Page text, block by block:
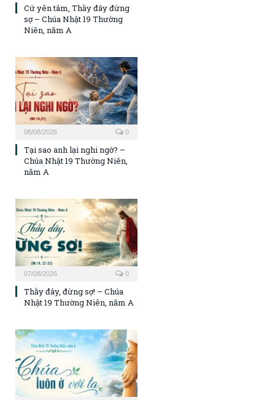
Cứ yên tâm, Thầy đây đừng
sợ – Chúa Nhật 19 Thường
Niên, năm A
08/08/2026 0
Tại sao anh lại nghi ngờ? –
Chúa Nhật 19 Thường Niên,
năm A
07/08/2026 0
Thầy đây, đừng sợ! – Chúa
Nhật 19 Thường Niên, năm A